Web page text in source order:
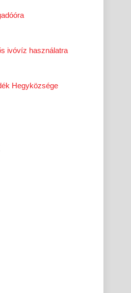
ivóvíz használatra
Hegyközsége